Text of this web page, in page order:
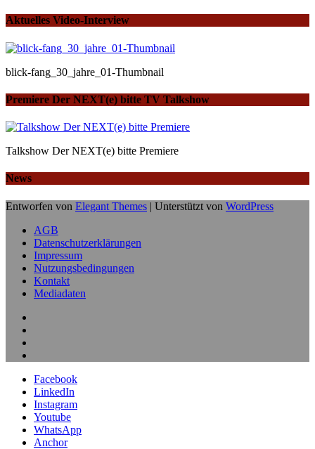
Aktuelles Video-Interview
blick-fang_30_jahre_01-Thumbnail
Premiere Der NEXT(e) bitte TV Talkshow
Talkshow Der NEXT(e) bitte Premiere
News
Entworfen von Elegant Themes | Unterstützt von WordPress
AGB
Datenschutzerklärungen
Impressum
Nutzungsbedingungen
Kontakt
Mediadaten
Facebook
LinkedIn
Instagram
Youtube
WhatsApp
Anchor